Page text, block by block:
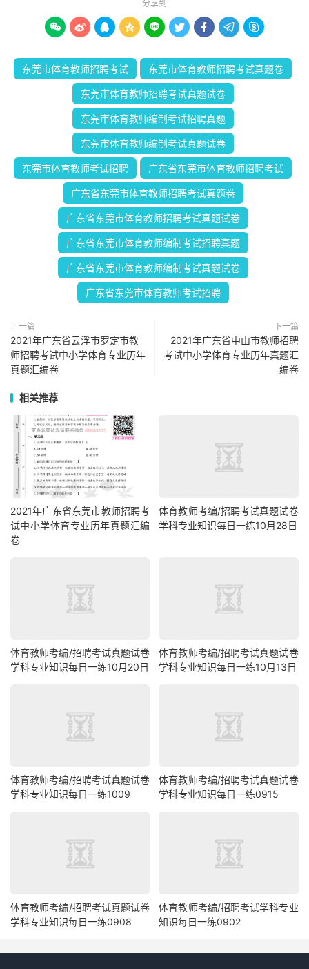
分享到
        
东莞市体育教师招聘考试 东莞市体育教师招聘考试真题卷
东莞市体育教师招聘考试真题试卷
东莞市体育教师编制考试招聘真题
东莞市体育教师编制考试真题试卷
东莞市体育教师考试招聘 广东省东莞市体育教师招聘考试
广东省东莞市体育教师招聘考试真题卷
广东省东莞市体育教师招聘考试真题试卷
广东省东莞市体育教师编制考试招聘真题
广东省东莞市体育教师编制考试真题试卷
广东省东莞市体育教师考试招聘
上一篇
2021年广东省云浮市罗定市教
师招聘考试中小学体育专业历年
真题汇编卷
下一篇
2021年广东省中山市教师招聘
考试中小学体育专业历年真题汇
编卷
相关推荐
2021年广东省东莞市教师招聘考
试中小学体育专业历年真题汇编
卷
体育教师考编/招聘考试真题试卷
学科专业知识每日一练10月28日
体育教师考编/招聘考试真题试卷
学科专业知识每日一练10月20日
体育教师考编/招聘考试真题试卷
学科专业知识每日一练10月13日
体育教师考编/招聘考试真题试卷
学科专业知识每日一练1009
体育教师考编/招聘考试真题试卷
学科专业知识每日一练0915
体育教师考编/招聘考试真题试卷
学科专业知识每日一练0908
体育教师考编/招聘考试学科专业
知识每日一练0902